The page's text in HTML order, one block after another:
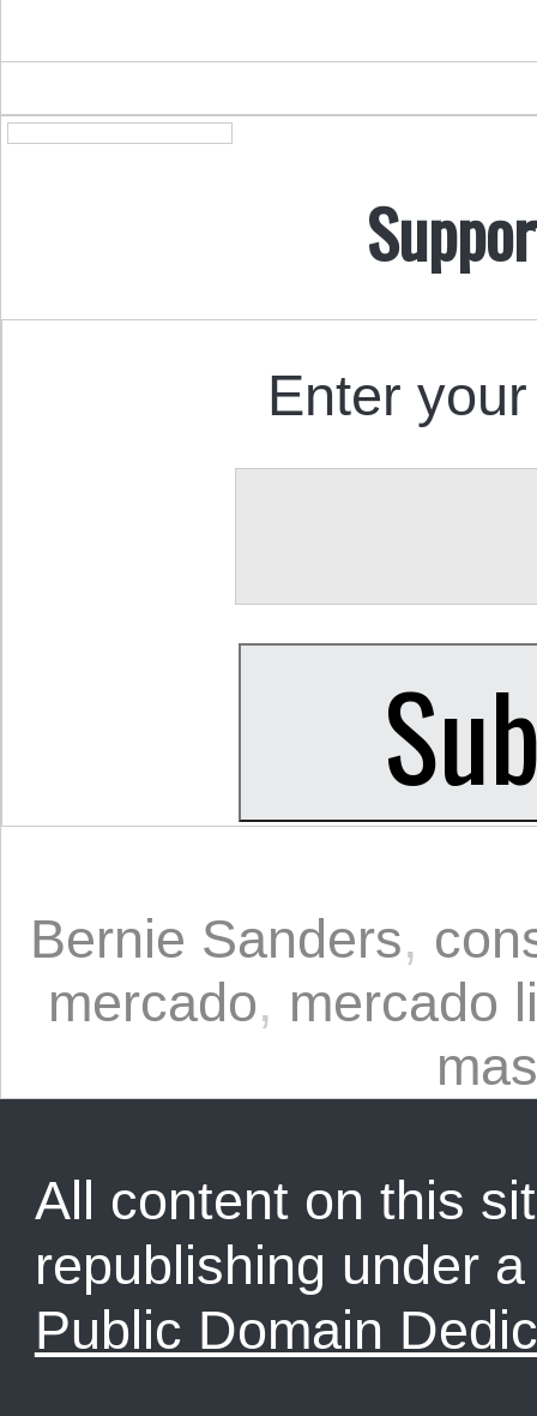
Enter
Bernie Sanders,
mercado, mercado
All content on this
republishing under
Public Domain